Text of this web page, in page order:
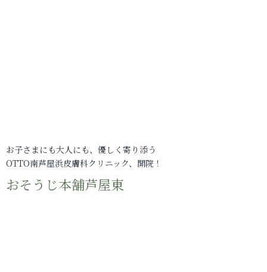
お子さまにも大人にも、優しく寄り添う
OTTO南芦屋浜皮膚科クリニック、開院！
おそうじ本舗芦屋東